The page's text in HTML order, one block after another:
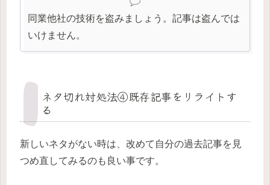
同業他社の技術を盗みましょう。記事は盗んでは
いけません。
ネタ切れ対処法④既存記事をリライトす
る
新しいネタがない時は、改めて自分の過去記事を見
つめ直してみるのも良い事です。